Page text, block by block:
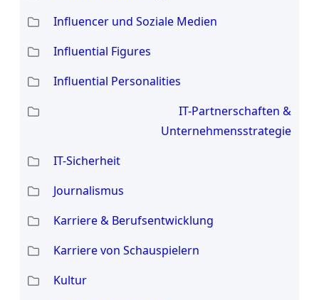
Influencer und Soziale Medien
Influential Figures
Influential Personalities
IT-Partnerschaften &
Unternehmensstrategie
IT-Sicherheit
Journalismus
Karriere & Berufsentwicklung
Karriere von Schauspielern
Kultur